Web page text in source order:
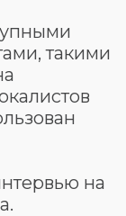
такими
на